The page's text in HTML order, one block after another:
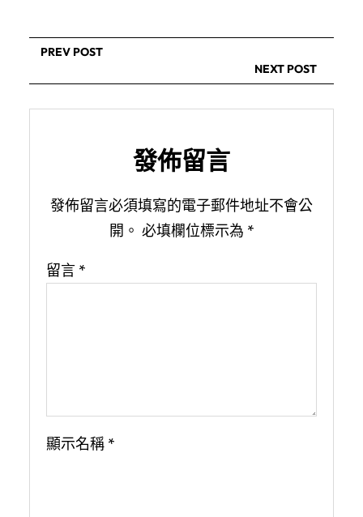
PREV POST
NEXT POST
發佈留言
發佈留言必須填寫的電子郵件地址不會公
開。 必填欄位標示為 *
留言 *
顯示名稱 *